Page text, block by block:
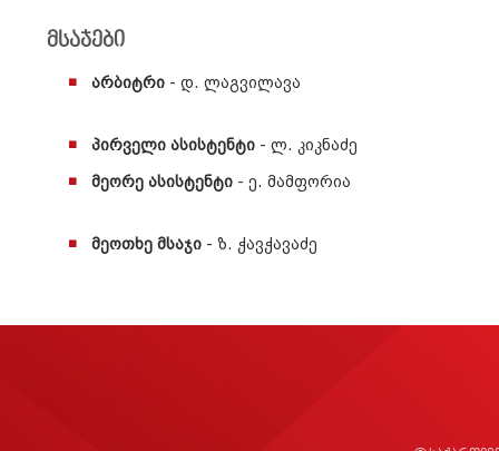
მსაჯები
არბიტრი - დ. ლაგვილავა
პირველი ასისტენტი - ლ. კიკნაძე
მეორე ასისტენტი - ე. მამფორია
მეოთხე მსაჯი - ზ. ჭავჭავაძე